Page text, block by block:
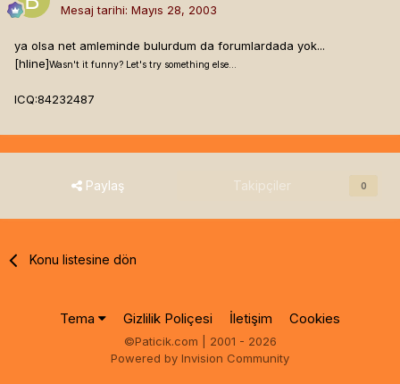
Mesaj tarihi: Mayıs 28, 2003
ya olsa net amleminde bulurdum da forumlardada yok...
[hline]Wasn't it funny? Let's try something else...
ICQ:84232487
Paylaş Takipçiler 0
Konu listesine dön
Tema Gizlilik Poliçesi İletişim Cookies
©Paticik.com | 2001 - 2026
Powered by Invision Community